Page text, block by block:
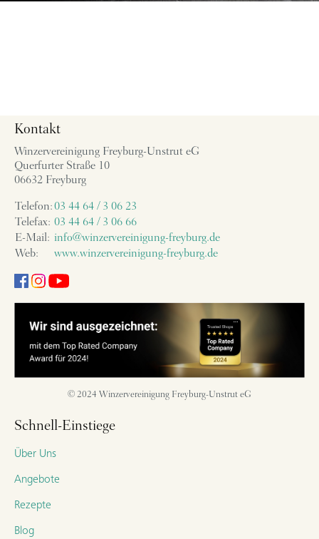
Kontakt
Winzervereinigung Freyburg-Unstrut eG
Querfurter Straße 10
06632 Freyburg
Telefon:03 44 64 / 3 06 23
Telefax: 03 44 64 / 3 06 66
E-Mail: info@winzervereinigung-freyburg.de
Web:
www.winzervereinigung-freyburg.de
© 2024 Winzervereinigung Freyburg-Unstrut eG
Schnell-Einstiege
Über Uns
Angebote
Rezepte
Blog